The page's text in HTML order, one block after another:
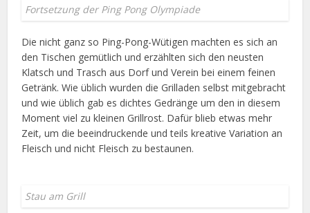
Fortsetzung der Ping Pong Olympiade
Die nicht ganz so Ping-Pong-Wütigen machten es sich an
den Tischen gemütlich und erzählten sich den neusten
Klatsch und Trasch aus Dorf und Verein bei einem feinen
Getränk. Wie üblich wurden die Grilladen selbst mitgebracht
und wie üblich gab es dichtes Gedränge um den in diesem
Moment viel zu kleinen Grillrost. Dafür blieb etwas mehr
Zeit, um die beeindruckende und teils kreative Variation an
Fleisch und nicht Fleisch zu bestaunen.
Stau am Grill